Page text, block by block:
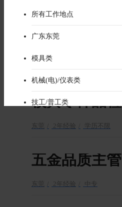
所有部门
品质部
采购部
外贸部
生产部
工程部
所有职位类别
质量/安全管理类
模具类
机械(电)/仪表类
技工/普工类
贸易类
所有工作地点
广东东莞
品质部 （7）
模具品检员
东莞 1年经验 学历不限
模具零件品检
东莞 2年经验 学历不限
五金品质主管
东莞 2年经验 中专